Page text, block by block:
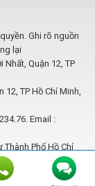
Ghi rõ nguồn
lại
Nhất, Quận 12, TP
TP Hồ Chí Minh,
Email :
Phố Hồ Chí